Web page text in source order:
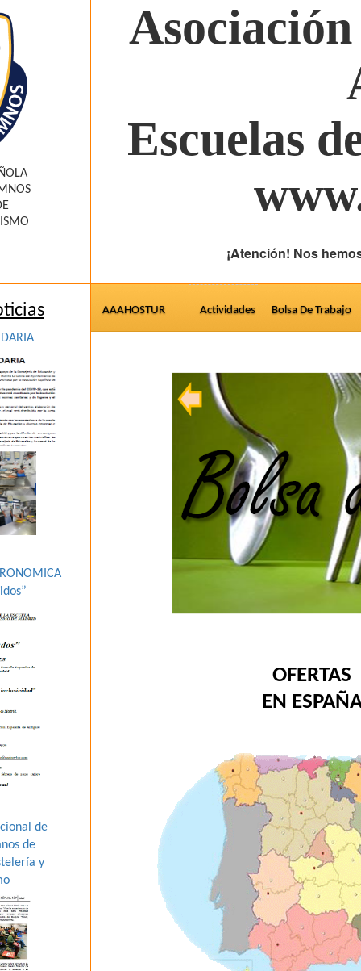
Escuelas
¡Atención! Nos
de
de
y
AAAHOSTUR Actividades Bolsa De Trabajo
OFERTAS
EN